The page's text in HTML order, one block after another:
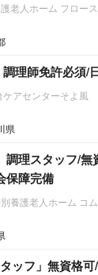
老人ホーム フロー
調理師免許必須/
アセンターそよ風
県
調理スタッフ/
保障完備
養護老人ホーム コ
タッフ」無資格